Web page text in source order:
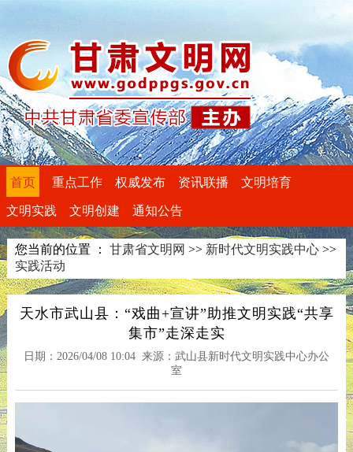
首页 重点工作 权威发布 资讯联播 文明培育
文明实践 文明创建 通知公告
您当前的位置 ： 甘肃省文明网 >> 新时代文明实践中心>>
实践活动
天水市武山县：“戏曲+宣讲”助推文明实践“共享
集市”走深走实
日期：2026/04/08 10:04 来源：武山县新时代文明实践中心办公
室